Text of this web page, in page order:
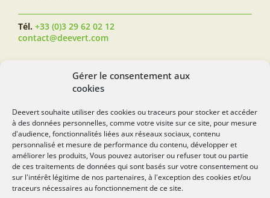
Gérer le consentement aux
cookies
Deevert souhaite utiliser des cookies ou traceurs pour stocker et accéder
à des données personnelles, comme votre visite sur ce site, pour mesure
d'audience, fonctionnalités liées aux réseaux sociaux, contenu
personnalisé et mesure de performance du contenu, développer et
améliorer les produits, Vous pouvez autoriser ou refuser tout ou partie
de ces traitements de données qui sont basés sur votre consentement ou
sur l'intérêt légitime de nos partenaires, à l'exception des cookies et/ou
traceurs nécessaires au fonctionnement de ce site.
Tél. +33 (0)3 29 62 02 12
contact@deevert.com
SUIVEZ-NOUS...
deevert.com